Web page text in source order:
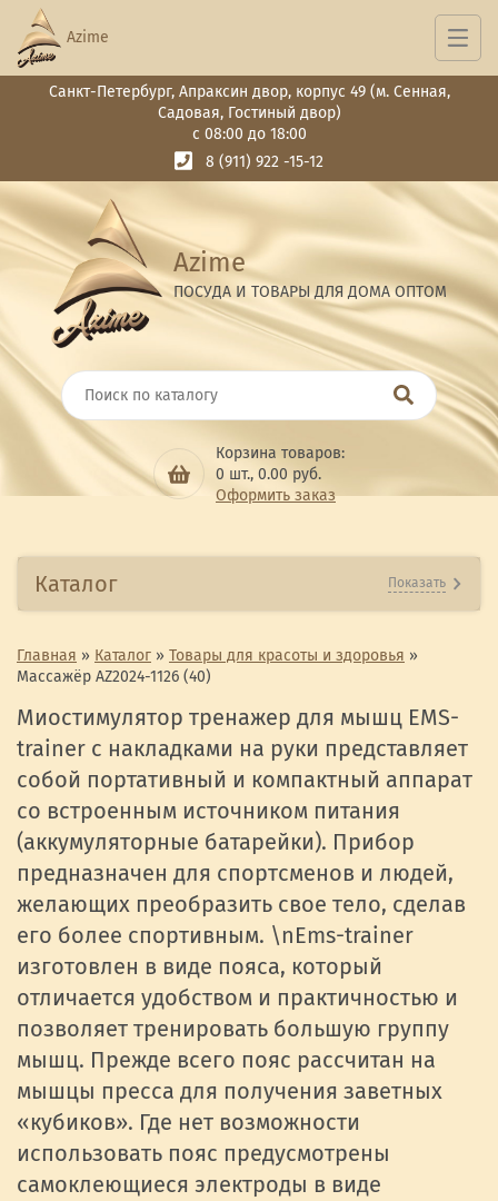
Санкт-Петербург, Апраксин двор, корпус 49 (м. Сенная,
Садовая, Гостиный двор)
с 08:00 до 18:00
8 (911) 922 -15-12
Azime
ПОСУДА И ТОВАРЫ ДЛЯ ДОМА ОПТОМ
Корзина товаров:
0 шт., 0.00 руб.
Оформить заказ
Azime
Каталог Показать
Главная » Каталог » Товары для красоты и здоровья »
Массажёр AZ2024-1126 (40)
Миостимулятор тренажер для мышц EMS-
trainer с накладками на руки представляет
собой портативный и компактный аппарат
со встроенным источником питания
(аккумуляторные батарейки). Прибор
предназначен для спортсменов и людей,
желающих преобразить свое тело, сделав
его более спортивным. \nEms-trainer
изготовлен в виде пояса, который
отличается удобством и практичностью и
позволяет тренировать большую группу
мышц. Прежде всего пояс рассчитан на
мышцы пресса для получения заветных
«кубиков». Где нет возможности
использовать пояс предусмотрены
самоклеющиеся электроды в виде